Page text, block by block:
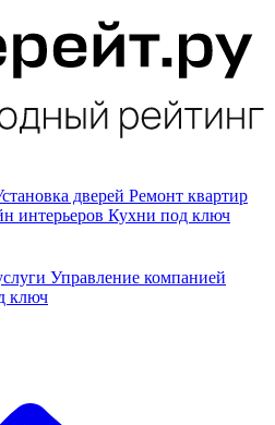
дверей Ремонт квартир
интерьеров Кухни под ключ
Управление компанией
ключ